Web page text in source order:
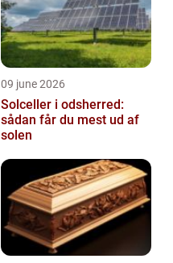
09 june 2026
Solceller i odsherred:
sådan får du mest ud af
solen